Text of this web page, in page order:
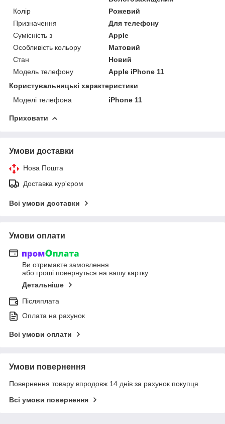
Колір
Рожевий
Призначення
Для телефону
Сумісність з
Apple
Особливість кольору
Матовий
Стан
Новий
Модель телефону
Apple iPhone 11
Користувальницькі характеристики
Моделі телефона
iPhone 11
Приховати
Умови доставки
Нова Пошта
Доставка кур'єром
Всі умови доставки
Умови оплати
Ви отримаєте замовлення
або гроші повернуться на вашу картку
Детальніше
Післяплата
Оплата на рахунок
Всі умови оплати
Умови повернення
Повернення товару впродовж 14 днів за рахунок покупця
Всі умови повернення